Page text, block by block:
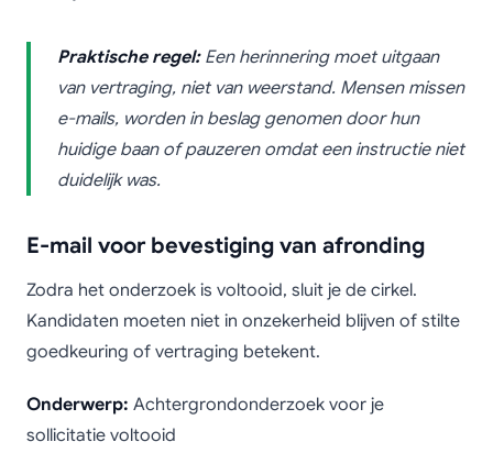
Praktische regel:Een herinnering moet uitgaan
van vertraging, niet van weerstand. Mensen missen
e-mails, worden in beslag genomen door hun
huidige baan of pauzeren omdat een instructie niet
duidelijk was.
E-mail voor bevestiging van afronding
Zodra het onderzoek is voltooid, sluit je de cirkel.
Kandidaten moeten niet in onzekerheid blijven of stilte
goedkeuring of vertraging betekent.
Onderwerp: Achtergrondonderzoek voor je
sollicitatie voltooid